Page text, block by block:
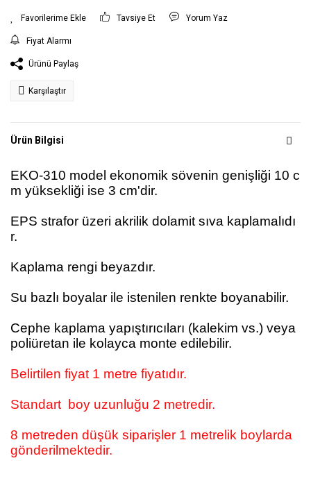
Tavsiye Et Yorum Yaz
Fiyat Alarmı
Ürünü Paylaş
Karşılaştır
Ürün Bilgisi
EKO-310 model ekonomik sövenin genişliği 10 c
m yüksekliği ise 3 cm'dir.
EPS strafor üzeri akrilik dolamit sıva kaplamalıdı
r.
Kaplama rengi beyazdır.
Su bazlı boyalar ile istenilen renkte boyanabilir.
Cephe kaplama yapıştırıcıları (kalekim vs.) veya
poliüretan ile kolayca monte edilebilir.
Belirtilen fiyat 1 metre fiyatıdır.
Standart boy uzunluğu 2 metredir.
8 metreden düşük siparişler 1 metrelik boylarda
gönderilmektedir.